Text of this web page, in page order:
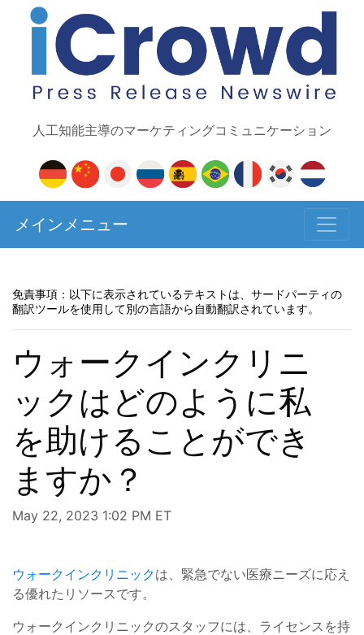
人工知能主導のマーケティングコミュニケーション
メインメニュー
免責事項：以下に表示されているテキストは、サードパーティの
翻訳ツールを使用して別の言語から自動翻訳されています。
ウォークインクリニ
ックはどのように私
を助けることができ
ますか？
May 22, 2023 1:02 PM ET
ウォークインクリニックは、緊急でない医療ニーズに応え
る優れたリソースです。
ウォークインクリニックのスタッフには、ライセンスを持